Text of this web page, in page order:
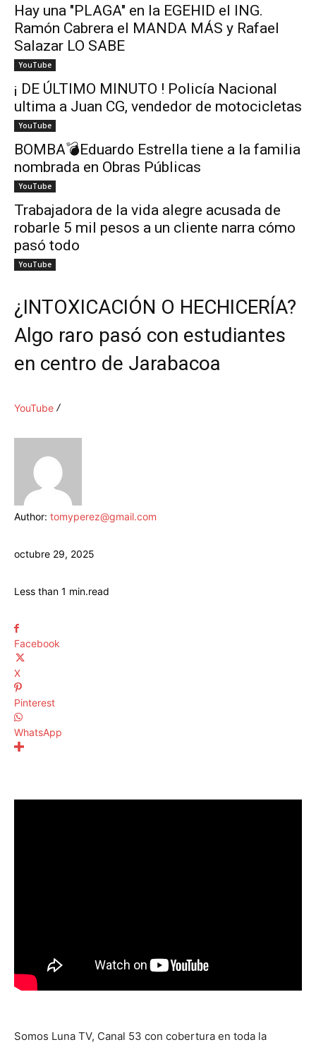
Hay una "PLAGA" en la EGEHID el ING.
Ramón Cabrera el MANDA MÁS y Rafael
Salazar LO SABE
YouTube
¡ DE ÚLTIMO MINUTO ! Policía Nacional
ultima a Juan CG, vendedor de motocicletas
YouTube
BOMBA💣Eduardo Estrella tiene a la familia
nombrada en Obras Públicas
YouTube
Trabajadora de la vida alegre acusada de
robarle 5 mil pesos a un cliente narra cómo
pasó todo
YouTube
¿INTOXICACIÓN O HECHICERÍA?
Algo raro pasó con estudiantes
en centro de Jarabacoa
YouTube
Author: tomyperez@gmail.com
octubre 29, 2025
Less than 1 min.read
Facebook
X
Pinterest
WhatsApp
Somos Luna TV, Canal 53 con cobertura en toda la